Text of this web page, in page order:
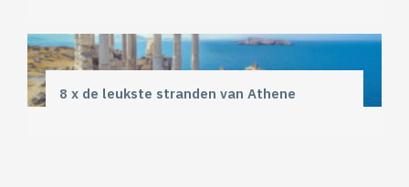
8 x de leukste stranden van Athene